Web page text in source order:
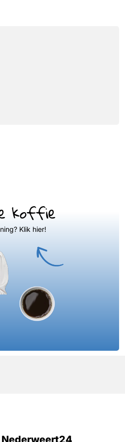
koffie
Klik hier!
Nederweert24